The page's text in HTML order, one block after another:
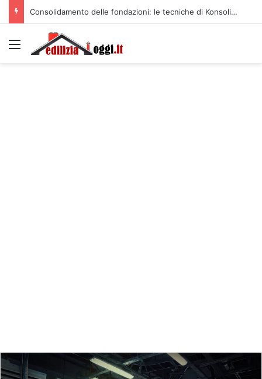
Consolidamento delle fondazioni: le tecniche di Konsolida per un risultato duraturo
Menu